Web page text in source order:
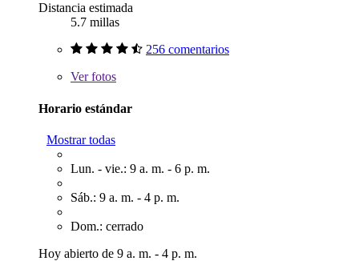
Distancia estimada
5.7 millas
256 comentarios
Verfotos
Horario estándar
Mostrar todas
Lun. - vie.: 9 a. m. - 6 p. m.
Sáb.: 9 a. m. - 4 p. m.
Dom.: cerrado
Hoy abierto de 9 a. m. - 4 p. m.